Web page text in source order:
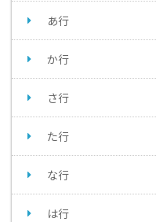
あ行
か行
さ行
た行
な行
は行